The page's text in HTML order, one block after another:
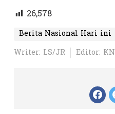
26,578
Berita Nasional Hari ini
Writer: LS/JR
Editor: KN